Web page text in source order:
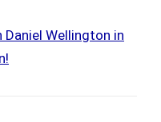
Wellington in